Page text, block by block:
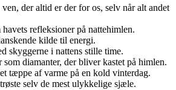
der altid er der for os, selv når alt andet
havets refleksioner på nattehimlen.
kilde til energi.
skyggerne i nattens stille time.
som diamanter, der bliver kastet på himlen.
tæppe af varme på en kold vinterdag.
selv de mest ulykkelige sjæle.